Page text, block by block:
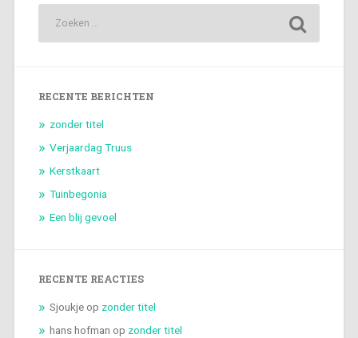
RECENTE BERICHTEN
zonder titel
Verjaardag Truus
Kerstkaart
Tuinbegonia
Een blij gevoel
RECENTE REACTIES
Sjoukjeop zonder titel
hans hofman op zonder titel